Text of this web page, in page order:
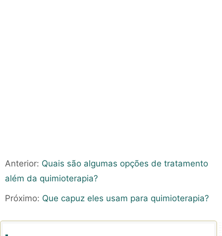
Anterior: Quais são algumas opções de tratamento
além da quimioterapia?
Próximo: Que capuz eles usam para quimioterapia?